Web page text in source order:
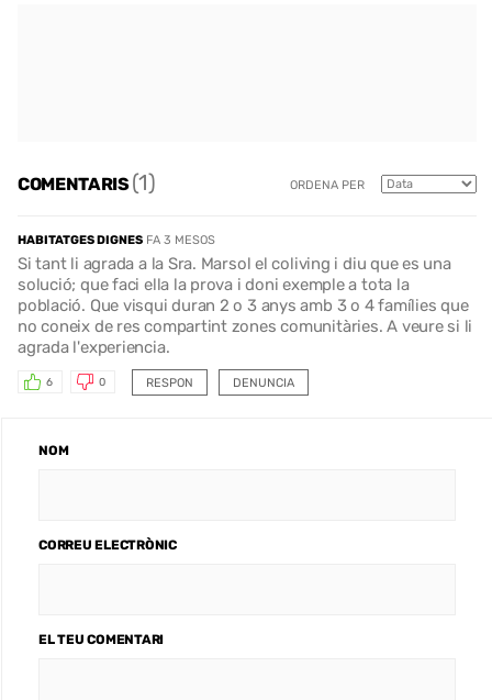
COMENTARIS(1) ORDENA PER
HABITATGES DIGNES FA 3 MESOS
Si tant li agrada a la Sra. Marsol el coliving i diu que es una
solució; que faci ella la prova i doni exemple a tota la
població. Que visqui duran 2 o 3 anys amb 3 o 4 famílies que
no coneix de res compartint zones comunitàries. A veure si li
agrada l'experiencia.
RESPON
6 0 DENUNCIA
NOM
CORREU ELECTRÒNIC
EL TEU COMENTARI